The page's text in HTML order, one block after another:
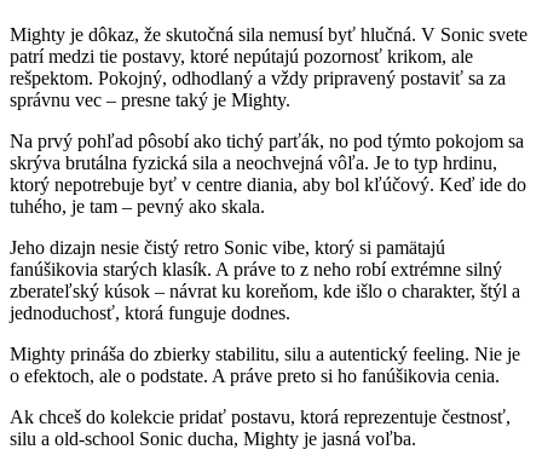
Mighty je dôkaz, že skutočná sila nemusí byť hlučná. V Sonic svete
patrí medzi tie postavy, ktoré nepútajú pozornosť krikom, ale
rešpektom. Pokojný, odhodlaný a vždy pripravený postaviť sa za
správnu vec – presne taký je Mighty.
Na prvý pohľad pôsobí ako tichý parťák, no pod týmto pokojom sa
skrýva brutálna fyzická sila a neochvejná vôľa. Je to typ hrdinu,
ktorý nepotrebuje byť v centre diania, aby bol kľúčový. Keď ide do
tuhého, je tam – pevný ako skala.
Jeho dizajn nesie čistý retro Sonic vibe, ktorý si pamätajú
fanúšikovia starých klasík. A práve to z neho robí extrémne silný
zberateľský kúsok – návrat ku koreňom, kde išlo o charakter, štýl a
jednoduchosť, ktorá funguje dodnes.
Mighty prináša do zbierky stabilitu, silu a autentický feeling. Nie je
o efektoch, ale o podstate. A práve preto si ho fanúšikovia cenia.
Ak chceš do kolekcie pridať postavu, ktorá reprezentuje čestnosť,
silu a old-school Sonic ducha, Mighty je jasná voľba.